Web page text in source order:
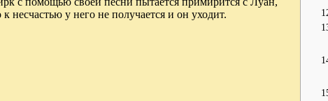
к несчастью у него не получается и он уходит.